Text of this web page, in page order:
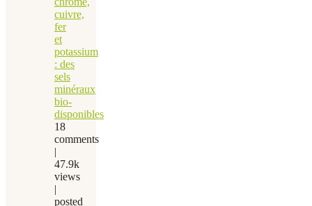
cuivre,
fer
et
potassium
: des
sels
minéraux
bio-
disponibles
18
comments
|
47.9k
views
|
posted